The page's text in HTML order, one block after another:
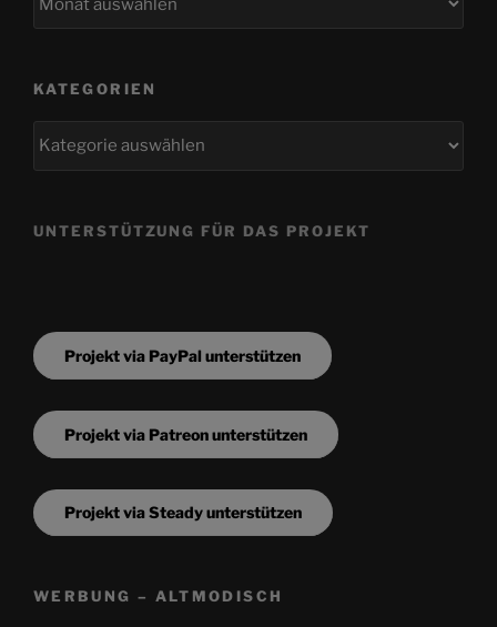
KATEGORIEN
UNTERSTÜTZUNG FÜR DAS PROJEKT
Projekt via PayPal unterstützen
Projekt via Patreon unterstützen
Projekt via Steady unterstützen
WERBUNG – ALTMODISCH